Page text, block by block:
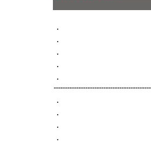
．
．
．
．
．
．
．
．
．